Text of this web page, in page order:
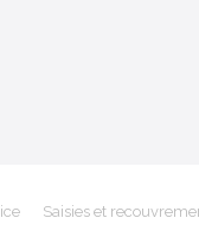
Saisies et